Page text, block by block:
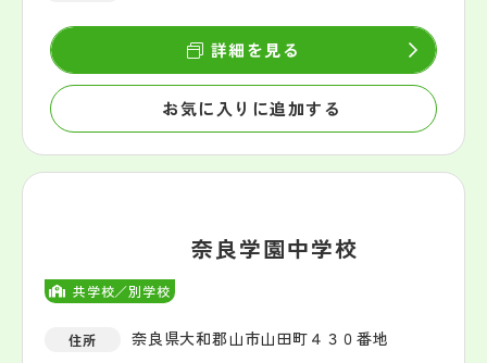
お気に入りに追加する
詳細を見る
共学校／別学校
奈良学園中学校
住所 奈良県大和郡山市山田町４３０番地